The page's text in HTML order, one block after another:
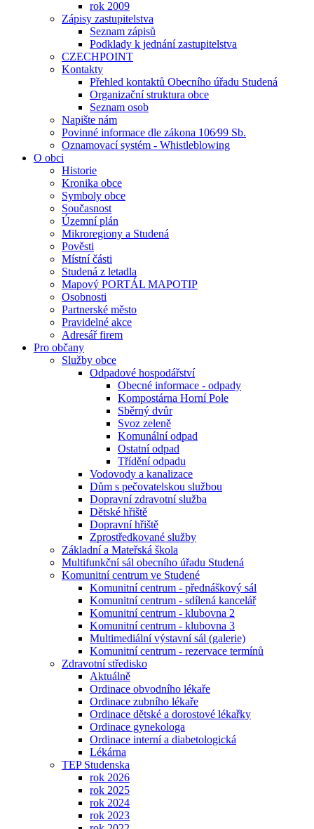
rok 2009
Zápisy zastupitelstva
Seznam zápisů
Podklady k jednání zastupitelstva
CZECHPOINT
Kontakty
Přehled kontaktů Obecního úřadu Studená
Organizační struktura obce
Seznam osob
Napište nám
Povinné informace dle zákona 106⁄99 Sb.
Oznamovací systém - Whistleblowing
O obci
Historie
Kronika obce
Symboly obce
Současnost
Územní plán
Mikroregiony a Studená
Pověsti
Místní části
Studená z letadla
Mapový PORTÁL MAPOTIP
Osobnosti
Partnerské město
Pravidelné akce
Adresář firem
Pro občany
Služby obce
Odpadové hospodářství
Obecné informace - odpady
Kompostárna Horní Pole
Sběrný dvůr
Svoz zeleně
Komunální odpad
Ostatní odpad
Třídění odpadu
Vodovody a kanalizace
Dům s pečovatelskou službou
Dopravní zdravotní služba
Dětské hřiště
Dopravní hřiště
Zprostředkované služby
Základní a Mateřská škola
Multifunkční sál obecního úřadu Studená
Komunitní centrum ve Studené
Komunitní centrum - přednáškový sál
Komunitní centrum - sdílená kancelář
Komunitní centrum - klubovna 2
Komunitní centrum - klubovna 3
Multimediální výstavní sál (galerie)
Komunitní centrum - rezervace termínů
Zdravotní středisko
Aktuálně
Ordinace obvodního lékaře
Ordinace zubního lékaře
Ordinace dětské a dorostové lékařky
Ordinace gynekologa
Ordinace interní a diabetologická
Lékárna
TEP Studenska
rok 2026
rok 2025
rok 2024
rok 2023